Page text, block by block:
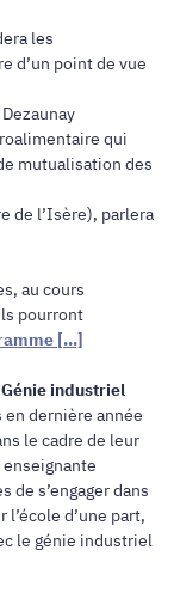
les
d’un point de vue
qui
mutualisation des
de l’Isère), parlera
au cours
pourront
[...]
industriel
dernière année
le cadre de leur
de s’engager dans
l’école d’une part,
le génie industriel